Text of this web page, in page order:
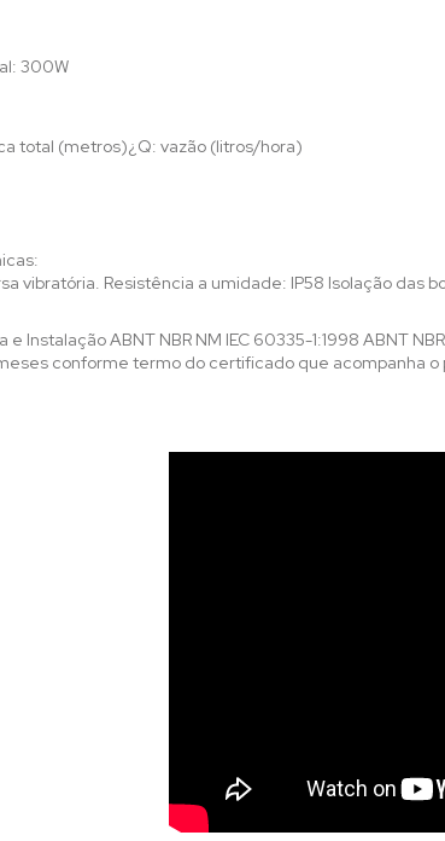
300W
total (metros)¿Q: vazão (litros/hora)
vibratória. Resistência a umidade: IP58 Isolação das
e Instalação ABNT NBR NM IEC 60335-1:1998 ABNT
conforme termo do certificado que acompanha o